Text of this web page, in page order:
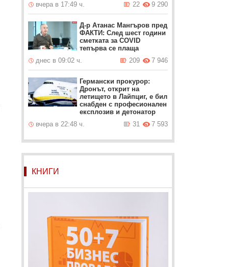
вчера в 17:49 ч.
9 290
22
Д-р Атанас Мангъров пред
ФАКТИ: След шест години
сметката за COVID
тепърва се плаща
днес в 09:02 ч.
7 946
209
Германски прокурор:
Дронът, открит на
летището в Лайпциг, е бил
снабден с професионален
експлозив и детонатор
вчера в 22:48 ч.
7 593
31
КНИГИ